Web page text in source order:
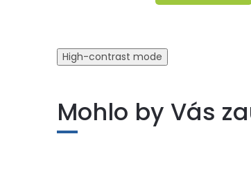
High-contrast mode
Mohlo by Vás